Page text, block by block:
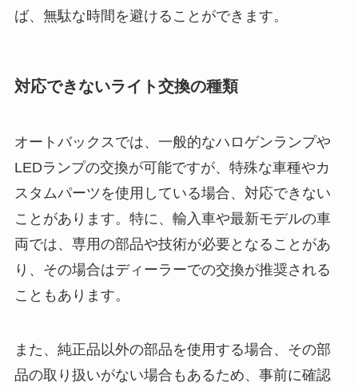
ば、無駄な時間を避けることができます。
対応できないライト交換の種類
オートバックスでは、一般的なハロゲンランプや
LEDランプの交換が可能ですが、特殊な車種やカ
スタムパーツを使用している場合、対応できない
ことがあります。特に、輸入車や最新モデルの車
両では、専用の部品や技術が必要となることがあ
り、その場合はディーラーでの交換が推奨される
こともあります。
また、純正品以外の部品を使用する場合、その部
品の取り扱いがない場合もあるため、事前に確認